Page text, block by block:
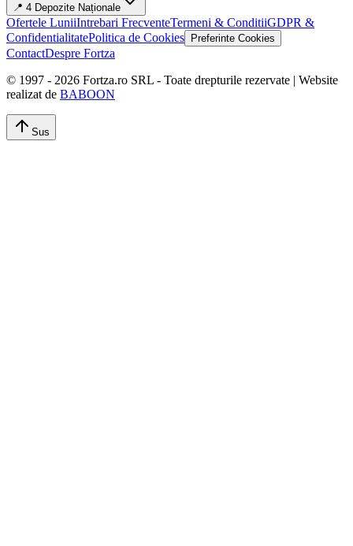
📍 4 Depozite Naționale
Ofertele LuniiIntrebari FrecventeTermeni & ConditiiGDPR &
ConfidentialitatePolitica de Cookies Preferinte Cookies
ContactDespre Fortza
© 1997 - 2026 Fortza.ro SRL - Toate drepturile rezervate | Website
realizat de BABOON
Sus